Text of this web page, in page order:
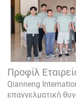
Προφίλ
Qianneng
επαγγελματική